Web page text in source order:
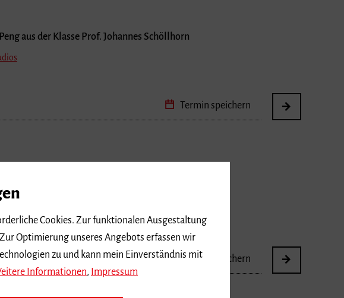
aus der Klasse Prof. Johannes Schöllhorn
Termin speichern
aus der Klasse Prof. Johannes Schöllhorn
Termin speichern
Cookies. Zur funktionalen Ausgestaltung
Optimierung unseres Angebots erfassen wir
zu und kann mein Einverständnis mit
Informationen, Impressum